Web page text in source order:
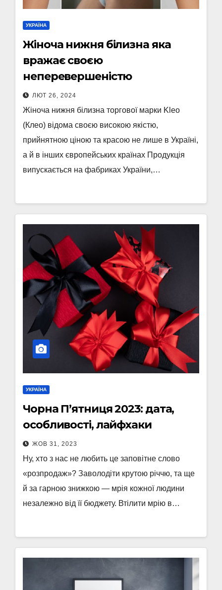
УКРАЇНА
Жіноча нижня білизна яка
вражає своєю
неперевершеністю
ЛЮТ 26, 2024
Жіноча нижня білизна торгової марки Kleo
(Клео) відома своєю високою якістю,
прийнятною ціною та красою не лише в Україні,
а й в інших європейських країнах Продукція
випускається на фабриках України,…
УКРАЇНА
Чорна П’ятниця 2023: дата,
особливості, лайфхаки
ЖОВ 31, 2023
Ну, хто з нас не любить це заповітне слово
«розпродаж»? Заволодіти крутою річчю, та ще
й за гарною знижкою — мрія кожної людини
незалежно від її бюджету. Втілити мрію в…